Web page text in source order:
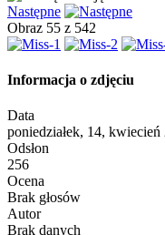
Następne
Obraz 55 z 542
Informacja o zdjęciu
Data
poniedziałek, 14, kwiecień
Odsłon
256
Ocena
Brak głosów
Autor
Brak danych